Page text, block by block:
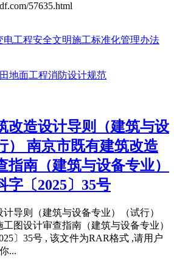
57635.html
电工程安全文明施工标准化管理办法
地面工程消防设计规范
改造设计导则（建筑与设
） 南京市既有建筑改造
指南（建筑与设备专业）
字〔2025〕35号
导则（建筑与设备专业）（试行）
图设计审查指南（建筑与设备专业）
〕35号 , 该文件为RAR格式 ,请用户
...